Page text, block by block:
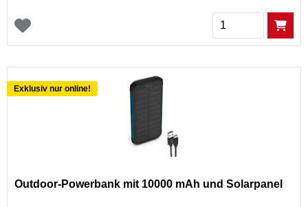
Menge
Exklusiv nur online!
Outdoor-Powerbank mit 10000 mAh und Solarpanel